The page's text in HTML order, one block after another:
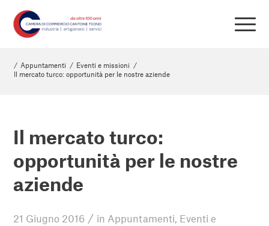
/ Appuntamenti / Eventi e missioni /
Il mercato turco: opportunità per le nostre aziende
Il mercato turco:
opportunità per le nostre
aziende
21 Giugno 2016 / in Appuntamenti, Eventi e